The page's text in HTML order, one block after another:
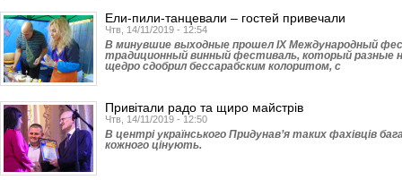
Ели-пили-танцевали – гостей привечали
Чтв, 14/11/2019 - 12:54
В минувшие выходные прошел ІХ Международный
традиционный винный фестиваль, который разные
щедро сдобрил бессарабским колоритом, с
Привітали радо та щиро майстрів
Чтв, 14/11/2019 - 12:50
В центрі українського Придунав’я таких фахівців
кожного цінують.